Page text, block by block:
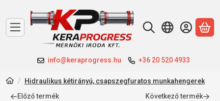
info@keraprogress.hu +36 20 520 4933
A
Hidraulikus kétirányú, csapszegfuratos munkahengerek
Előző termék
Következő termék